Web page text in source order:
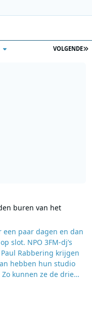
VOLGENDE
buren van het
paar dagen en dan
slot. NPO 3FM-dj’s
Rabbering krijgen
hebben hun studio
kunnen ze de drie
Dit jaar voert 3FM